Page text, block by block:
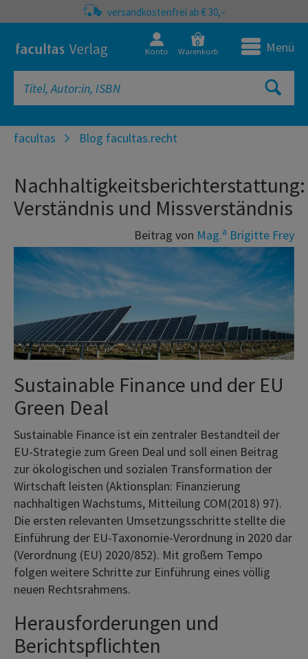
versandkostenfrei ab € 30,–
Konto
0
Warenkorb Menü
facultas Blog facultas.recht
Nachhaltigkeitsberichterstattung:
Verständnis und Missverständnis
Beitrag von Mag.a Brigitte Frey
Sustainable Finance und der EU
Green Deal
Sustainable Finance ist ein zentraler Bestandteil der
EU-Strategie zum Green Deal und soll einen Beitrag
zur ökologischen und sozialen Transformation der
Wirtschaft leisten (Aktionsplan: Finanzierung
nachhaltigen Wachstums, Mitteilung COM(2018) 97).
Die ersten relevanten Umsetzungsschritte stellte die
Einführung der EU-Taxonomie-Verordnung in 2020 dar
(Verordnung (EU) 2020/852). Mit großem Tempo
folgen weitere Schritte zur Einführung eines völlig
neuen Rechtsrahmens.
Herausforderungen und
Berichtspflichten